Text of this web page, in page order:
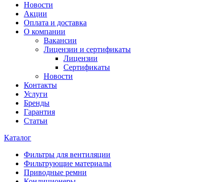
Новости
Акции
Оплата и доставка
О компании
Вакансии
Лицензии и сертификаты
Лицензии
Сертификаты
Новости
Контакты
Услуги
Бренды
Гарантия
Статьи
Каталог
Фильтры для вентиляции
Фильтрующие материалы
Приводные ремни